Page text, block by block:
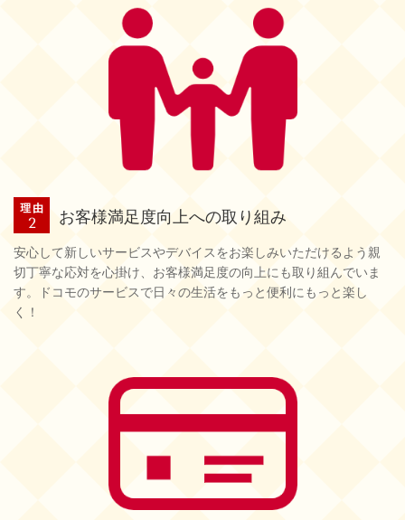
お客様満足度向上への取り組み
安心して新しいサービスやデバイスをお楽しみいただけるよう親
切丁寧な応対を心掛け、お客様満足度の向上にも取り組んでいま
す。ドコモのサービスで日々の生活をもっと便利にもっと楽し
く！